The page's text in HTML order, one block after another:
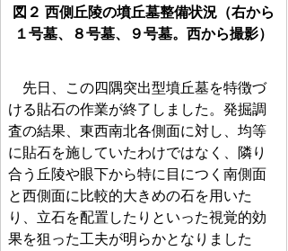
図２ 西側丘陵の墳丘墓整備状況（右から
１号墓、８号墓、９号墓。西から撮影）
先日、この四隅突出型墳丘墓を特徴づ
ける貼石の作業が終了しました。発掘調
査の結果、東西南北各側面に対し、均等
に貼石を施していたわけではなく、隣り
合う丘陵や眼下から特に目につく南側面
と西側面に比較的大きめの石を用いた
り、立石を配置したりといった視覚的効
果を狙った工夫が明らかとなりました